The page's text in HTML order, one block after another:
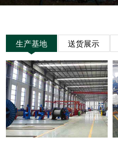
生产基地 送货展示